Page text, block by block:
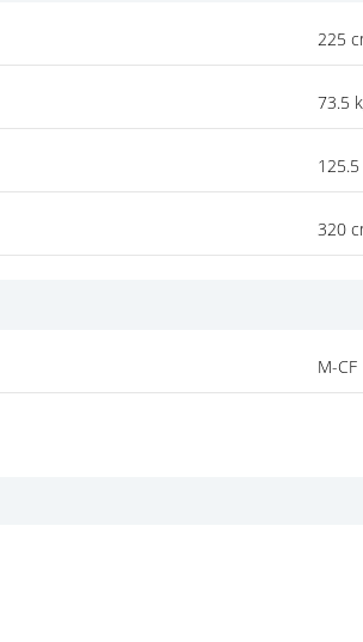
225
73.5
320
M-CF